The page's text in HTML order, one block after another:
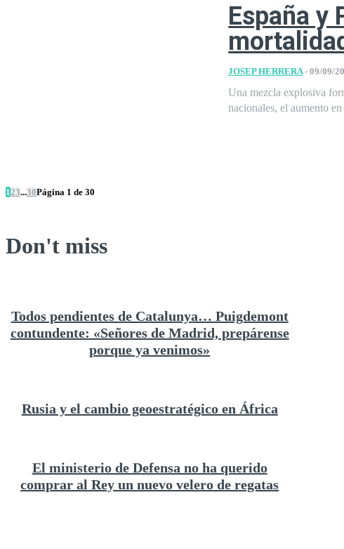
España y
JOSEP HERRERA - 09/09/
Una mezcla explosiva
nacionales, el aumento
1 23...30Página 1 de 30
Don't miss
Todos pendientes de Catalunya… Puigdemont
contundente: «Señores de Madrid, prepárense
porque ya venimos»
Rusia y el cambio geoestratégico en África
El ministerio de Defensa no ha querido
comprar al Rey un nuevo velero de regatas